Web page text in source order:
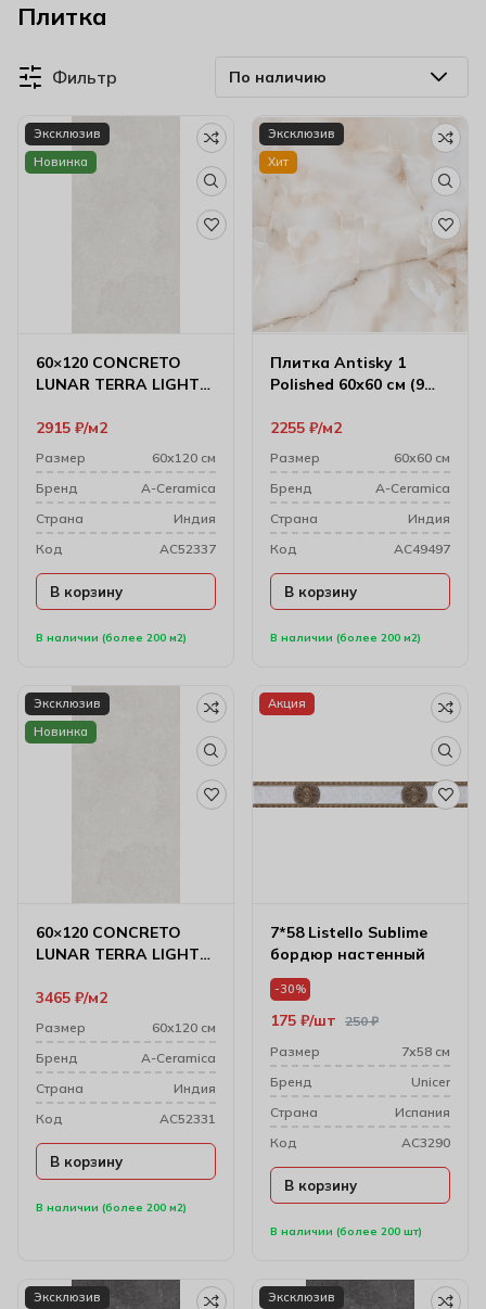
Плитка
Фильтр
Эксклюзив
Новинка
60×120 CONCRETO
LUNAR TERRA LIGHT
В наличии (более 200 м2)
2915 ₽ м2
Размер
60х120 см
Бренд
A-Ceramica
Cтрана
Индия
Код
AC52337
В корзину
Эксклюзив
Хит
Плитка Antisky 1
Polished 60х60 см (9
В наличии (более 200 м2)
2255 ₽ м2
Размер
60х60 см
Бренд
A-Ceramica
Cтрана
Индия
Код
AC49497
В корзину
Эксклюзив
Новинка
60×120 CONCRETO
LUNAR TERRA LIGHT
В наличии (более 200 м2)
3465 ₽ м2
Размер
60х120 см
Бренд
A-Ceramica
Cтрана
Индия
Код
AC52331
В корзину
Акция
7*58 Listello Sublime
бордюр настенный
В наличии (более 200 шт)
-30%
250₽
175 ₽ шт
Размер
7х58 см
Бренд
Unicer
Cтрана
Испания
Код
AC3290
В корзину
Эксклюзив
Эксклюзив